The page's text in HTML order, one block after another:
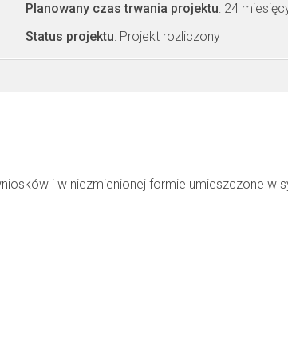
Planowany czas trwania projektu: 24
Status projektu: Projekt rozliczony
i w niezmienionej formie umieszczone w